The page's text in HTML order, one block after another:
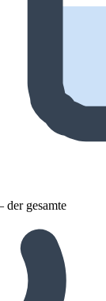
der gesamte